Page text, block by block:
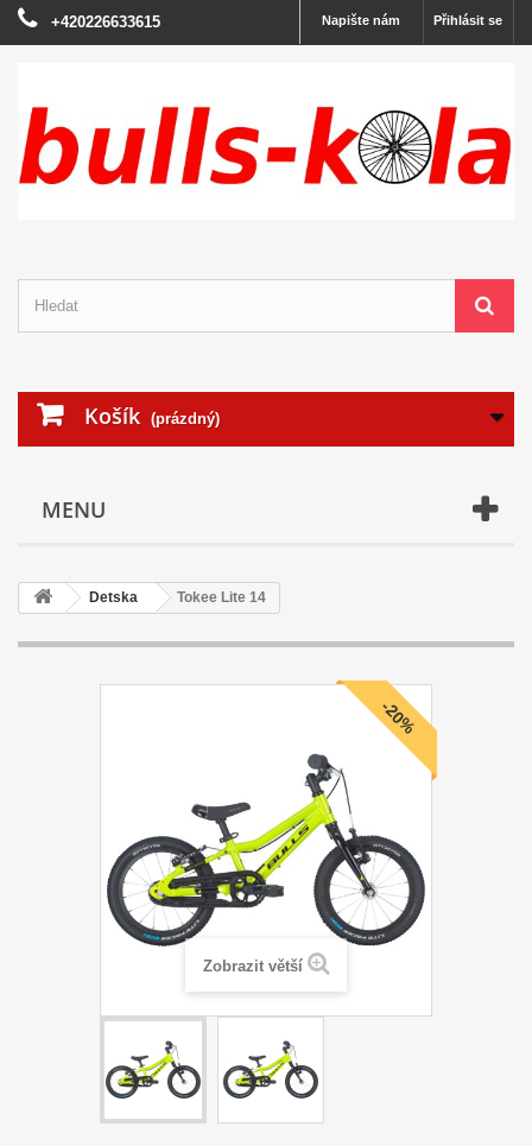
Přihlásit se
Napište nám
+420226633615
Košík (prázdný)
MENU
Detska Tokee Lite 14
-20%
Zobrazit větší